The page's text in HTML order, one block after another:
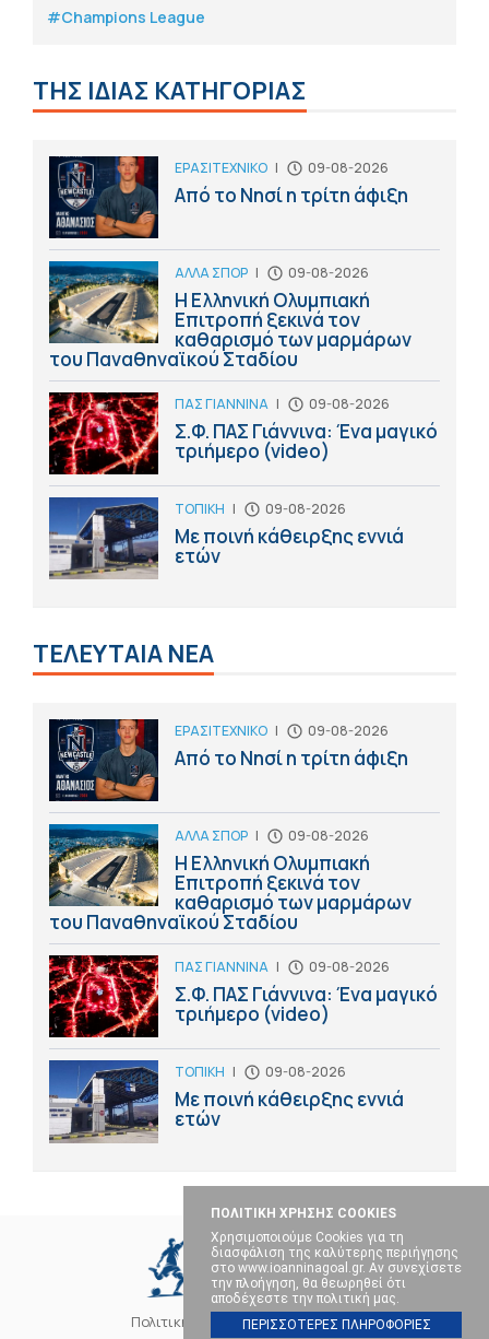
ΠΟΛΙΤΙΚΗ ΧΡΗΣΗΣ COOKIES
Χρησιμοποιούμε Cookies για τη
διασφάλιση της καλύτερης περιήγησης
στο www.ioanninagoal.gr. Αν συνεχίσετε
την πλοήγηση, θα θεωρηθεί ότι
αποδέχεστε την πολιτική μας.
ΠΕΡΙΣΣΟΤΕΡΕΣ ΠΛΗΡΟΦΟΡΙΕΣ
#Champions League
ΤΗΣ ΙΔΙΑΣ ΚΑΤΗΓΟΡΙΑΣ
ΕΡΑΣΙΤΕΧΝΙΚΟ | 09-08-2026
Από το Νησί η τρίτη άφιξη
ΑΛΛΑ ΣΠΟΡ | 09-08-2026
Η Ελληνική Ολυμπιακή
Επιτροπή ξεκινά τον
καθαρισμό των μαρμάρων
του Παναθηναϊκού Σταδίου
ΠΑΣ ΓΙΑΝΝΙΝΑ | 09-08-2026
Σ.Φ. ΠΑΣ Γιάννινα: Ένα μαγικό
τριήμερο (video)
ΤΟΠΙΚΗ | 09-08-2026
Με ποινή κάθειρξης εννιά
ετών
ΤΕΛΕΥΤΑΙΑ ΝΕΑ
ΕΡΑΣΙΤΕΧΝΙΚΟ | 09-08-2026
Από το Νησί η τρίτη άφιξη
ΑΛΛΑ ΣΠΟΡ | 09-08-2026
Η Ελληνική Ολυμπιακή
Επιτροπή ξεκινά τον
καθαρισμό των μαρμάρων
του Παναθηναϊκού Σταδίου
ΠΑΣ ΓΙΑΝΝΙΝΑ | 09-08-2026
Σ.Φ. ΠΑΣ Γιάννινα: Ένα μαγικό
τριήμερο (video)
ΤΟΠΙΚΗ | 09-08-2026
Με ποινή κάθειρξης εννιά
ετών
Πολιτική Cookies Επικοινωνία